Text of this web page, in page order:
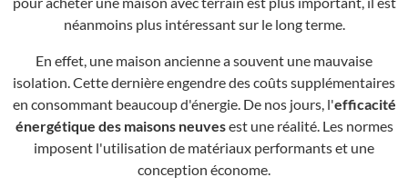
néanmoins plus intéressant sur le long terme.
En effet, une maison ancienne a souvent une mauvaise
isolation. Cette dernière engendre des coûts supplémentaires
en consommant beaucoup d'énergie. De nos jours, l'efficacité
énergétique des maisons neuvesest une réalité. Les normes
imposent l'utilisation de matériaux performants et une
conception économe.